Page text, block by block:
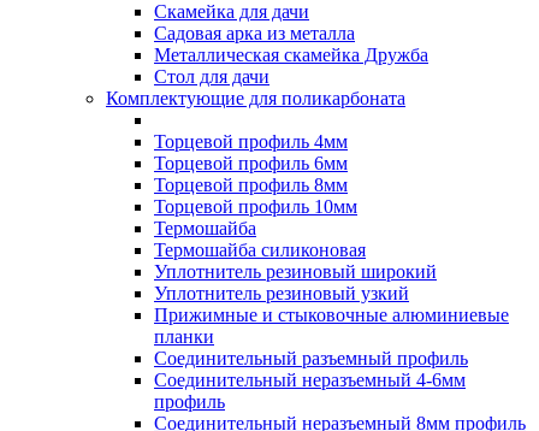
Скамейка для дачи
Садовая арка из металла
Металлическая скамейка Дружба
Стол для дачи
Комплектующие для поликарбоната
Торцевой профиль 4мм
Торцевой профиль 6мм
Торцевой профиль 8мм
Торцевой профиль 10мм
Термошайба
Термошайба силиконовая
Уплотнитель резиновый широкий
Уплотнитель резиновый узкий
Прижимные и стыковочные алюминиевые
планки
Соединительный разъемный профиль
Соединительный неразъемный 4-6мм
профиль
Соединительный неразъемный 8мм профиль